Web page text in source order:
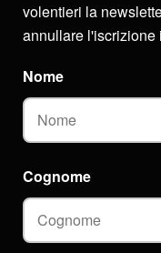
volentieri la
annullare l'iscrizione
Nome
Cognome